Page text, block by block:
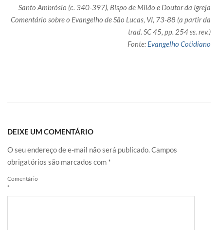
Santo Ambrósio (c. 340-397), Bispo de Milão e Doutor da Igreja
Comentário sobre o Evangelho de São Lucas, VI, 73-88 (a partir da
trad. SC 45, pp. 254 ss. rev.)
Fonte: Evangelho Cotidiano
DEIXE UM COMENTÁRIO
O seu endereço de e-mail não será publicado.Campos
obrigatórios são marcados com *
Comentário
*